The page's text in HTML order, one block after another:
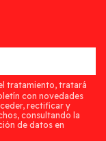
tratamiento, tratará
con novedades
rectificar y
consultando la
de datos en